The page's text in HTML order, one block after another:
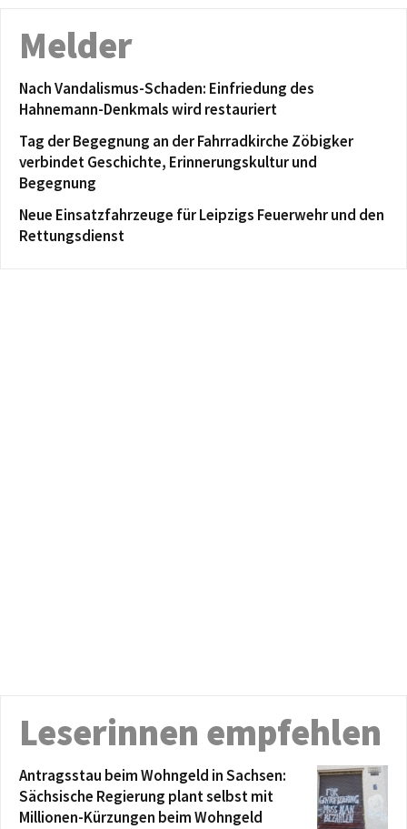
Melder
Nach Vandalismus-Schaden: Einfriedung des
Hahnemann-Denkmals wird restauriert
Tag der Begegnung an der Fahrradkirche Zöbigker
verbindet Geschichte, Erinnerungskultur und
Begegnung
Neue Einsatzfahrzeuge für Leipzigs Feuerwehr und den
Rettungsdienst
Leserinnen empfehlen
Antragsstau beim Wohngeld in Sachsen:
Sächsische Regierung plant selbst mit
Millionen-Kürzungen beim Wohngeld